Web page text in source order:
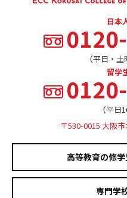
日本
（平日・
留学
（平日
〒530-0015 大阪
高等教育の修学
専門学